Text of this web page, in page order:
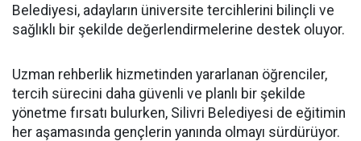
Belediyesi, adayların üniversite tercihlerini bilinçli ve
sağlıklı bir şekilde değerlendirmelerine destek oluyor.
Uzman rehberlik hizmetinden yararlanan öğrenciler,
tercih sürecini daha güvenli ve planlı bir şekilde
yönetme fırsatı bulurken, Silivri Belediyesi de eğitimin
her aşamasında gençlerin yanında olmayı sürdürüyor.